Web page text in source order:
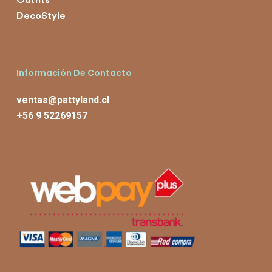
DecoStyle
Información De Contacto
ventas@pattyland.cl
+56 9 52269157